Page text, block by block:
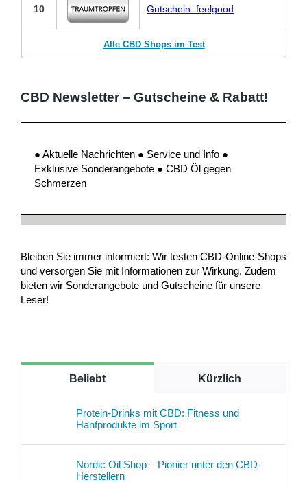
10 Gutschein: feelgood
Alle CBD Shops im Test
CBD Newsletter – Gutscheine & Rabatt!
● Aktuelle Nachrichten ● Service und Info ●
Exklusive Sonderangebote ● CBD Öl gegen
Schmerzen
Bleiben Sie immer informiert: Wir testen CBD-Online-Shops
und versorgen Sie mit Informationen zur Wirkung. Zudem
bieten wir Sonderangebote und Gutscheine für unsere
Leser!
Beliebt Kürzlich
Protein-Drinks mit CBD: Fitness und
Hanfprodukte im Sport
Nordic Oil Shop – Pionier unter den CBD-
Herstellern